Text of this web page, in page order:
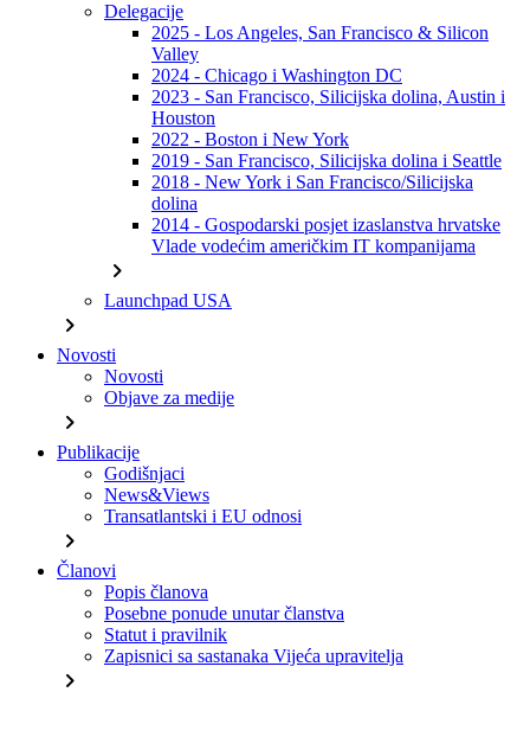
Delegacije
2025 - Los Angeles, San Francisco & Silicon
Valley
2024 - Chicago i Washington DC
2023 - San Francisco, Silicijska dolina, Austin i
Houston
2022 - Boston i New York
2019 - San Francisco, Silicijska dolina i Seattle
2018 - New York i San Francisco/Silicijska
dolina
2014 - Gospodarski posjet izaslanstva hrvatske
Vlade vodećim američkim IT kompanijama
chevron_right
Launchpad USA
chevron_right
Novosti
Novosti
Objave za medije
chevron_right
Publikacije
Godišnjaci
News&Views
Transatlantski i EU odnosi
chevron_right
Članovi
Popis članova
Posebne ponude unutar članstva
Statut i pravilnik
Zapisnici sa sastanaka Vijeća upravitelja
chevron_right